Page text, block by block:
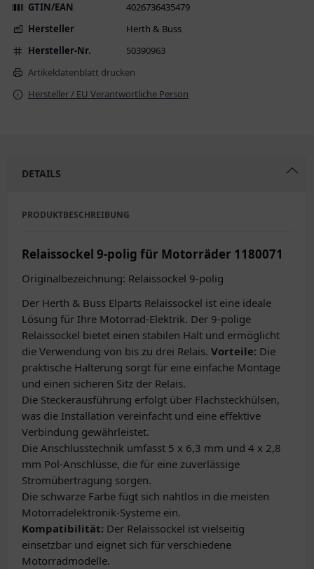
GTIN/EAN
4026736435479
Hersteller
Herth & Buss
Hersteller-Nr.
50390963
Artikeldatenblatt drucken
Hersteller / EU Verantwortliche Person
DETAILS
PRODUKTBESCHREIBUNG
Relaissockel 9-polig für Motorräder 1180071
Originalbezeichnung: Relaissockel 9-polig
Der Herth & Buss Elparts Relaissockel ist eine ideale
Lösung für Ihre Motorrad-Elektrik. Der 9-polige
Relaissockel bietet einen stabilen Halt und ermöglicht
die Verwendung von bis zu drei Relais. Vorteile: Die
praktische Halterung sorgt für eine einfache Montage
und einen sicheren Sitz der Relais.
Die Steckerausführung erfolgt über Flachsteckhülsen,
was die Installation vereinfacht und eine effektive
Verbindung gewährleistet.
Die Anschlusstechnik umfasst 5 x 6,3 mm und 4 x 2,8
mm Pol-Anschlüsse, die für eine zuverlässige
Stromübertragung sorgen.
Die schwarze Farbe fügt sich nahtlos in die meisten
Motorradelektronik-Systeme ein.
Kompatibilität: Der Relaissockel ist vielseitig
einsetzbar und eignet sich für verschiedene
Motorradmodelle.